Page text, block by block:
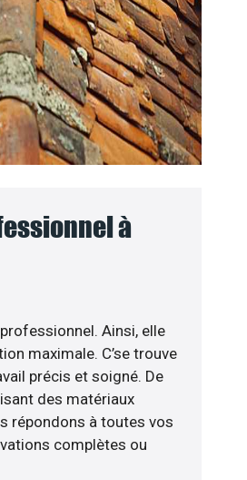
à
Ainsi, elle
maximale. C’se trouve
précis et soigné. De
des matériaux
répondons à toutes vos
complètes ou